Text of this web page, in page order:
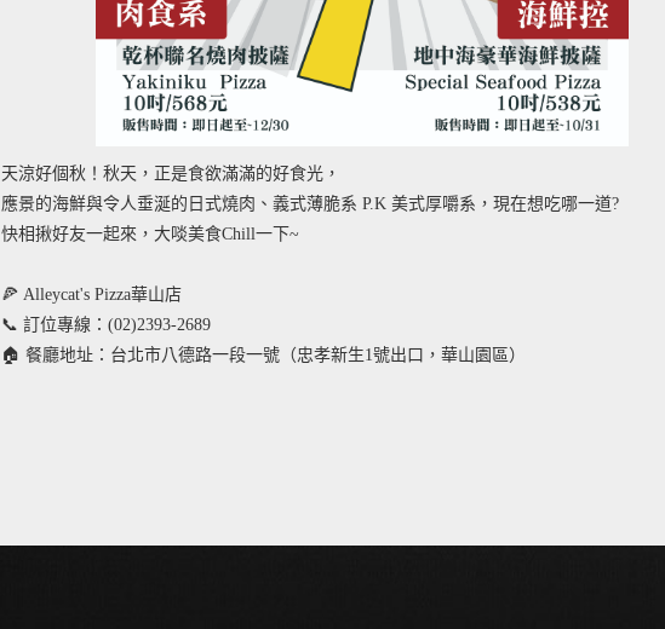
天涼好個秋！秋天，正是食欲滿滿的好食光，
應景的海鮮與令人垂涎的日式燒肉、義式薄脆系 P.K 美式厚嚼系，現在想吃哪一道?
快相揪好友一起來，大啖美食Chill一下~
🍕 Alleycat's Pizza華山店
📞 訂位專線：(02)2393-2689
🏠 餐廳地址：台北市八德路一段一號（忠孝新生1號出口，華山園區）